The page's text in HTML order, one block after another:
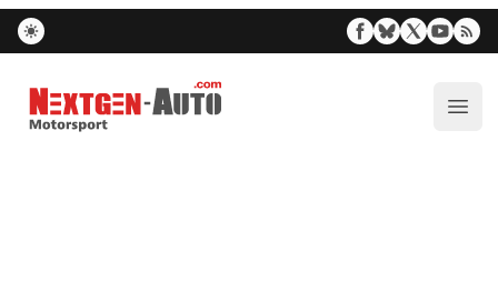
Nextgen-Auto.com